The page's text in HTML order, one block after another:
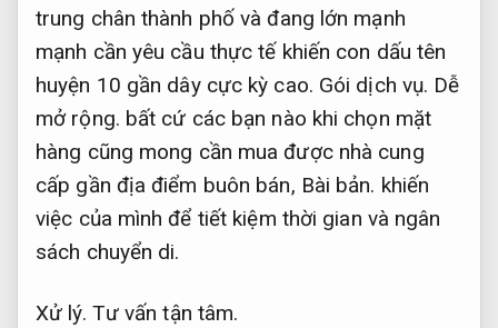
trung chân thành phố và đang lớn mạnh
mạnh cần yêu cầu thực tế khiến con dấu tên
huyện 10 gần dây cực kỳ cao. Gói dịch vụ. Dễ
mở rộng. bất cứ các bạn nào khi chọn mặt
hàng cũng mong cần mua được nhà cung
cấp gần địa điểm buôn bán, Bài bản. khiến
việc của mình để tiết kiệm thời gian và ngân
sách chuyển di.
Xử lý. Tư vấn tận tâm.